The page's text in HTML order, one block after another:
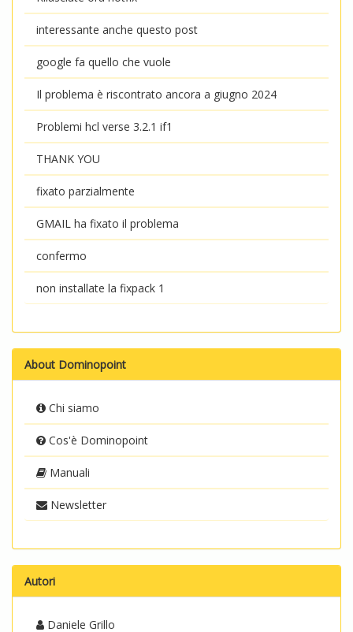
interessante anche questo post
google fa quello che vuole
Il problema è riscontrato ancora a giugno 2024
Problemi hcl verse 3.2.1 if1
THANK YOU
fixato parzialmente
GMAIL ha fixato il problema
confermo
non installate la fixpack 1
About Dominopoint
Chi siamo
Cos'è Dominopoint
Manuali
Newsletter
Autori
Daniele Grillo